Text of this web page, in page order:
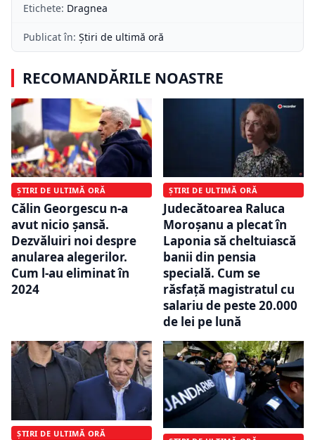
Etichete: Dragnea
Publicat în: Știri de ultimă oră
RECOMANDĂRILE NOASTRE
ȘTIRI DE ULTIMĂ ORĂ
Călin Georgescu n-a
avut nicio șansă.
Dezvăluiri noi despre
anularea alegerilor.
Cum l-au eliminat în
2024
ȘTIRI DE ULTIMĂ ORĂ
Judecătoarea Raluca
Moroșanu a plecat în
Laponia să cheltuiască
banii din pensia
specială. Cum se
răsfață magistratul cu
salariu de peste 20.000
de lei pe lună
ȘTIRI DE ULTIMĂ ORĂ